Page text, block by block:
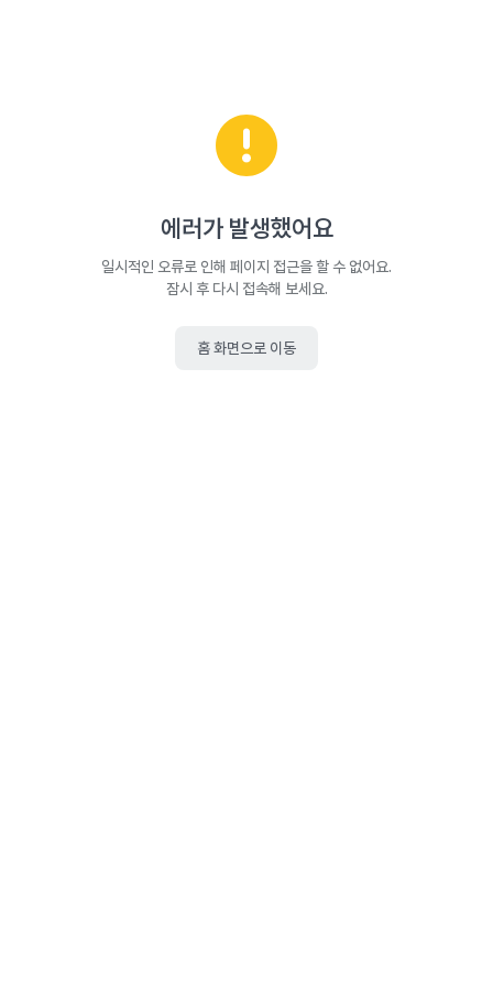
에러가 발생했어요
일시적인 오류로 인해 페이지 접근을 할 수 없어요.
잠시 후 다시 접속해 보세요.
홈 화면으로 이동